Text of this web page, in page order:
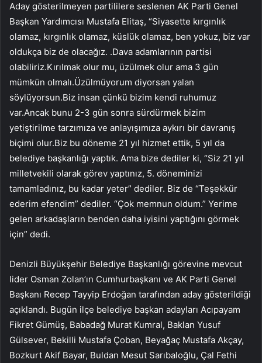
Aday gösterilmeyen partililere seslenen AK Parti Genel
Başkan Yardımcısı Mustafa Elitaş, “Siyasette kırgınlık
olamaz, kırgınlık olamaz, küslük olamaz, ben yokuz, biz var
oldukça biz de olacağız. .Dava adamlarının partisi
olabiliriz.Kırılmak olur mu, üzülmek olur ama 3 gün
mümkün olmalı.Üzülmüyorum diyorsan yalan
söylüyorsun.Biz insan çünkü bizim kendi ruhumuz
var.Ancak bunu 2-3 gün sonra sürdürmek bizim
yetiştirilme tarzımıza ve anlayışımıza aykırı bir davranış
biçimi olur.Biz bu döneme 21 yıl hizmet ettik, 5 yıl da
belediye başkanlığı yaptık. Ama bize dediler ki, “Siz 21 yıl
milletvekili olarak görev yaptınız, 5. döneminizi
tamamladınız, bu kadar yeter” dediler. Biz de “Teşekkür
ederim efendim” dediler. “Çok memnun oldum.” Yerime
gelen arkadaşların benden daha iyisini yaptığını görmek
için” dedi.
Denizli Büyükşehir Belediye Başkanlığı görevine mevcut
lider Osman Zolan’ın Cumhurbaşkanı ve AK Parti Genel
Başkanı Recep Tayyip Erdoğan tarafından aday gösterildiği
açıklandı. Bugün ilçe belediye başkan adayları Acıpayam
Fikret Gümüş, Babadağ Murat Kumral, Baklan Yusuf
Gülsever, Bekilli Mustafa Çoban, Beyağaç Mustafa Akçay,
Bozkurt Akif Bayar, Buldan Mesut Sarıbaloğlu, Çal Fethi